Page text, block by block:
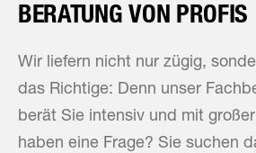
BERATUNG VON PROFIS
Wir liefern nicht nur zügig,
das Richtige: Denn unser
berät Sie intensiv und mit
haben eine Frage? Sie suchen